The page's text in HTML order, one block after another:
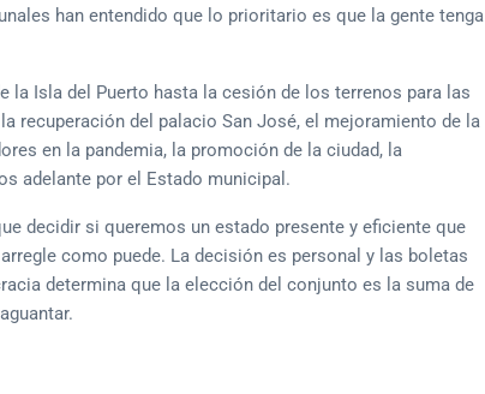
han entendido que lo prioritario es que la gente tenga
la Isla del Puerto hasta la cesión de los terrenos para las
recuperación del palacio San José, el mejoramiento de la
en la pandemia, la promoción de la ciudad, la
adelante por el Estado municipal.
decidir si queremos un estado presente y eficiente que
como puede. La decisión es personal y las boletas
determina que la elección del conjunto es la suma de